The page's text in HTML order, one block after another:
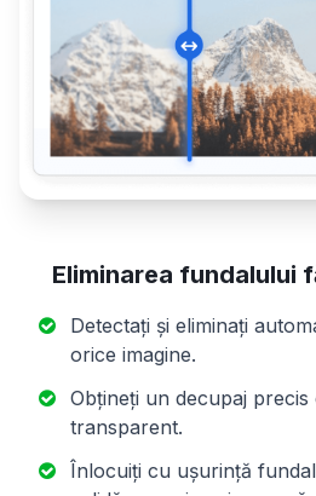
Eliminarea fundalului
Detectați și eliminați
orice imagine.
Obțineți un decupaj
transparent.
Înlocuiți cu ușurință